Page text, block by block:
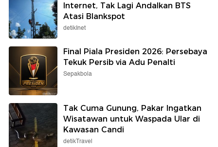
Internet, Tak Lagi Andalkan BTS
Atasi Blankspot
detikInet
Final Piala Presiden 2026: Persebaya
Tekuk Persib via Adu Penalti
Sepakbola
Tak Cuma Gunung, Pakar Ingatkan
Wisatawan untuk Waspada Ular di
Kawasan Candi
detikTravel